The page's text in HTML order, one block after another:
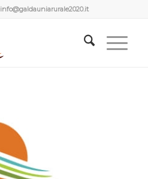
info@galdauniarurale2020.it